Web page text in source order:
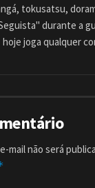
tokusatsu,
durante a
hoje joga qualquer
mail não será